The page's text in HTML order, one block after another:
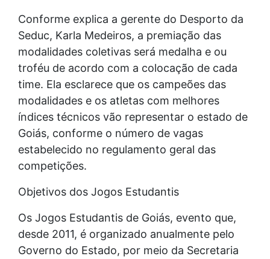
Conforme explica a gerente do Desporto da
Seduc, Karla Medeiros, a premiação das
modalidades coletivas será medalha e ou
troféu de acordo com a colocação de cada
time. Ela esclarece que os campeões das
modalidades e os atletas com melhores
índices técnicos vão representar o estado de
Goiás, conforme o número de vagas
estabelecido no regulamento geral das
competições.
Objetivos dos Jogos Estudantis
Os Jogos Estudantis de Goiás, evento que,
desde 2011, é organizado anualmente pelo
Governo do Estado, por meio da Secretaria